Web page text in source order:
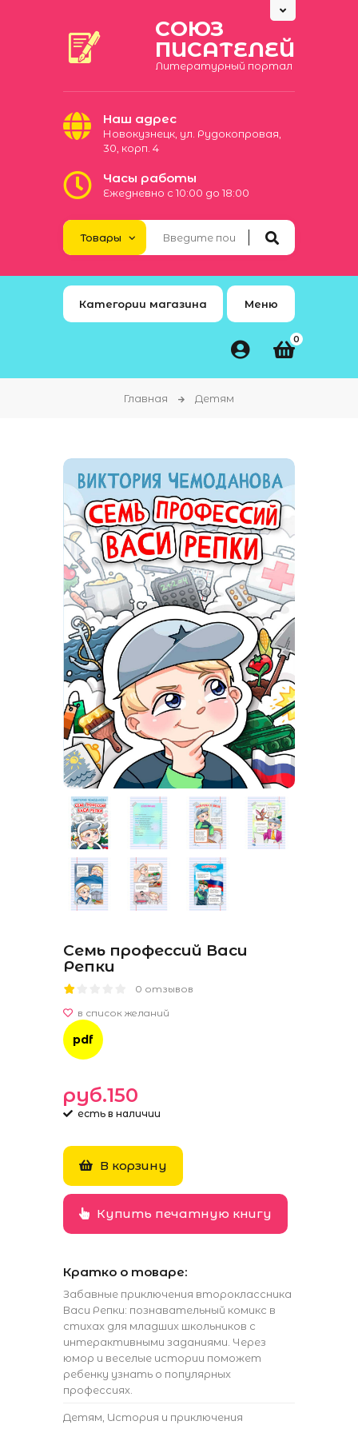
СОЮЗ
ПИСАТЕЛЕЙ
Литературный портал
Наш адрес
Новокузнецк, ул. Рудокопровая,
30, корп. 4
Часы работы
Ежедневно с 10:00 до 18:00
Категории магазина Меню
0
Главная Детям
Семь профессий Васи
Репки
0 отзывов
pdf
руб.150
есть в наличии
В корзину
Купить печатную книгу
Кратко о товаре:
Забавные приключения второклассника
Васи Репки: познавательный комикс в
стихах для младших школьников с
интерактивными заданиями. Через
юмор и веселые истории поможет
ребенку узнать о популярных
профессиях.
Детям История и приключения